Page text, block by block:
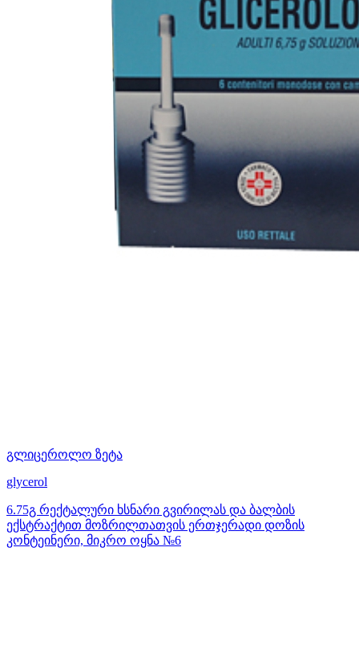
გლიცეროლო ზეტა
glycerol
6.75გ რექტალური ხსნარი გვირილას და ბალბის
ექსტრაქტით მოზრილთათვის ერთჯერადი დოზის
კონტეინერი, მიკრო ოყნა №6